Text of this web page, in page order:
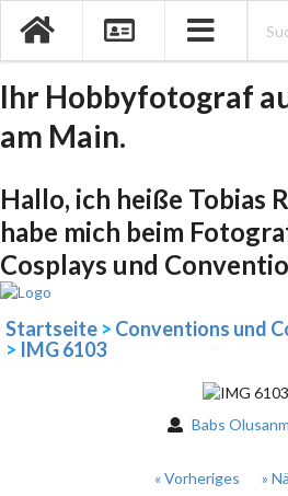
Ihr Hobbyfotograf
am Main.
Hallo, ich heiße Tobias
habe mich beim
Cosplays und
Startseite > Conventions und
> IMG 6103
Babs
« Vorheriges »